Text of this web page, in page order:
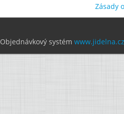
Zásady
Objednávkový systém www.jidelna.cz